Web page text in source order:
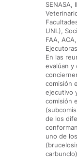
SENASA,
UNL),
FAA,
En las
evalúan y
comisión
ejecutivo
comisión
de los
uno de